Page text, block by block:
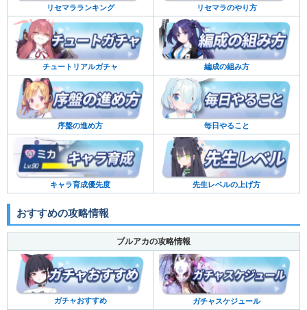
リセマラランキング リセマラのやり方
チュートリアルガチャ 編成の組み方
序盤の進め方 毎日やること
キャラ育成優先度 先生レベルの上げ方
おすすめの攻略情報
ブルアカの攻略情報
ガチャおすすめ ガチャスケジュール